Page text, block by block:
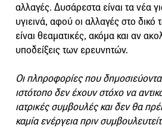
αλλαγές. Δυσάρεστα είναι τα νέα
υγιεινά, αφού οι αλλαγές στο
είναι θεαματικές, ακόμα και αν
υποδείξεις των ερευνητών.
Οι πληροφορίες που
ιστότοπο δεν έχουν στόχο να
ιατρικές συμβουλές και δεν θα
καμία ενέργεια πριν